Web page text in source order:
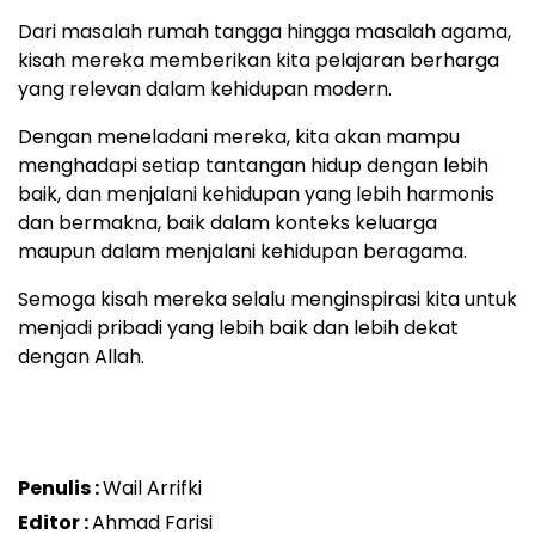
Dari masalah rumah tangga hingga masalah agama,
kisah mereka memberikan kita pelajaran berharga
yang relevan dalam kehidupan modern.
Dengan meneladani mereka, kita akan mampu
menghadapi setiap tantangan hidup dengan lebih
baik, dan menjalani kehidupan yang lebih harmonis
dan bermakna, baik dalam konteks keluarga
maupun dalam menjalani kehidupan beragama.
Semoga kisah mereka selalu menginspirasi kita untuk
menjadi pribadi yang lebih baik dan lebih dekat
dengan Allah.
Penulis :Wail Arrifki
Editor :Ahmad Farisi